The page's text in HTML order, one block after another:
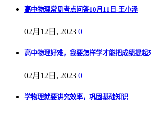
高中物理常见考点问答10月11日-王小泽
02月12日, 2023 0
高中物理好难，我要怎样学才能把成绩提起
02月12日, 2023 0
学物理就要讲究效率，巩固基础知识